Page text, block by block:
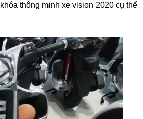
thông minh xe vision 2020 cụ thể